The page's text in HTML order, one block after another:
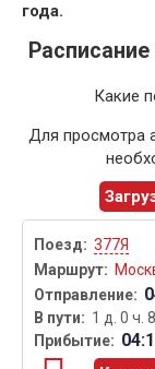
года.
Какие
Для просмотра
377Я
1 д. 0 ч.